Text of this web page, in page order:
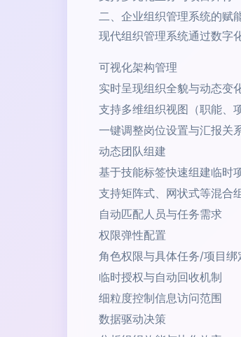
二、企业组织管理系统的赋
现代组织管理系统通过数字
可视化架构管理
实时呈现组织全貌与动态变
支持多维组织视图（职能、
一键调整岗位设置与汇报关
动态团队组建
基于技能标签快速组建临时
支持矩阵式、网状式等混合
自动匹配人员与任务需求
权限弹性配置
角色权限与具体任务/项目绑
临时授权与自动回收机制
细粒度控制信息访问范围
数据驱动决策